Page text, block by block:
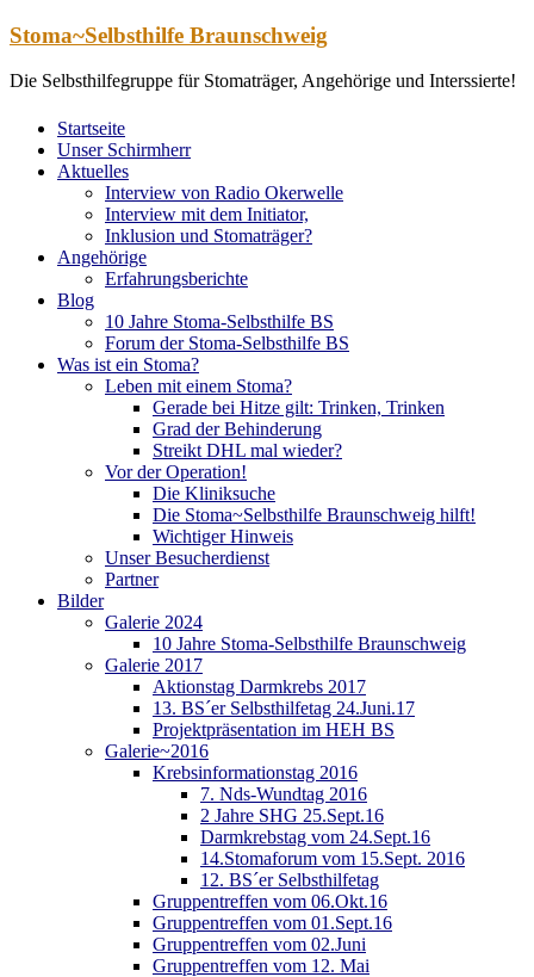
Zum
springen
Stoma~Selbsthilfe Braunschweig
Die Selbsthilfegruppe für Stomaträger, Angehörige und Interssierte!
Startseite
Unser Schirmherr
Aktuelles
Interview von Radio Okerwelle
Interview mit dem Initiator,
Inklusion und Stomaträger?
Angehörige
Erfahrungsberichte
Blog
10 Jahre Stoma-Selbsthilfe BS
Forum der Stoma-Selbsthilfe BS
Was ist ein Stoma?
Leben mit einem Stoma?
Gerade bei Hitze gilt: Trinken, Trinken
Grad der Behinderung
Streikt DHL mal wieder?
Vor der Operation!
Die Kliniksuche
Die Stoma~Selbsthilfe Braunschweig hilft!
Wichtiger Hinweis
Unser Besucherdienst
Partner
Bilder
Galerie 2024
10 Jahre Stoma-Selbsthilfe Braunschweig
Galerie 2017
Aktionstag Darmkrebs 2017
13. BS´er Selbsthilfetag 24.Juni.17
Projektpräsentation im HEH BS
Galerie~2016
Krebsinformationstag 2016
7. Nds-Wundtag 2016
2 Jahre SHG 25.Sept.16
Darmkrebstag vom 24.Sept.16
14.Stomaforum vom 15.Sept. 2016
12. BS´er Selbsthilfetag
Gruppentreffen vom 06.Okt.16
Gruppentreffen vom 01.Sept.16
Gruppentreffen vom 02.Juni
Gruppentreffen vom 12. Mai